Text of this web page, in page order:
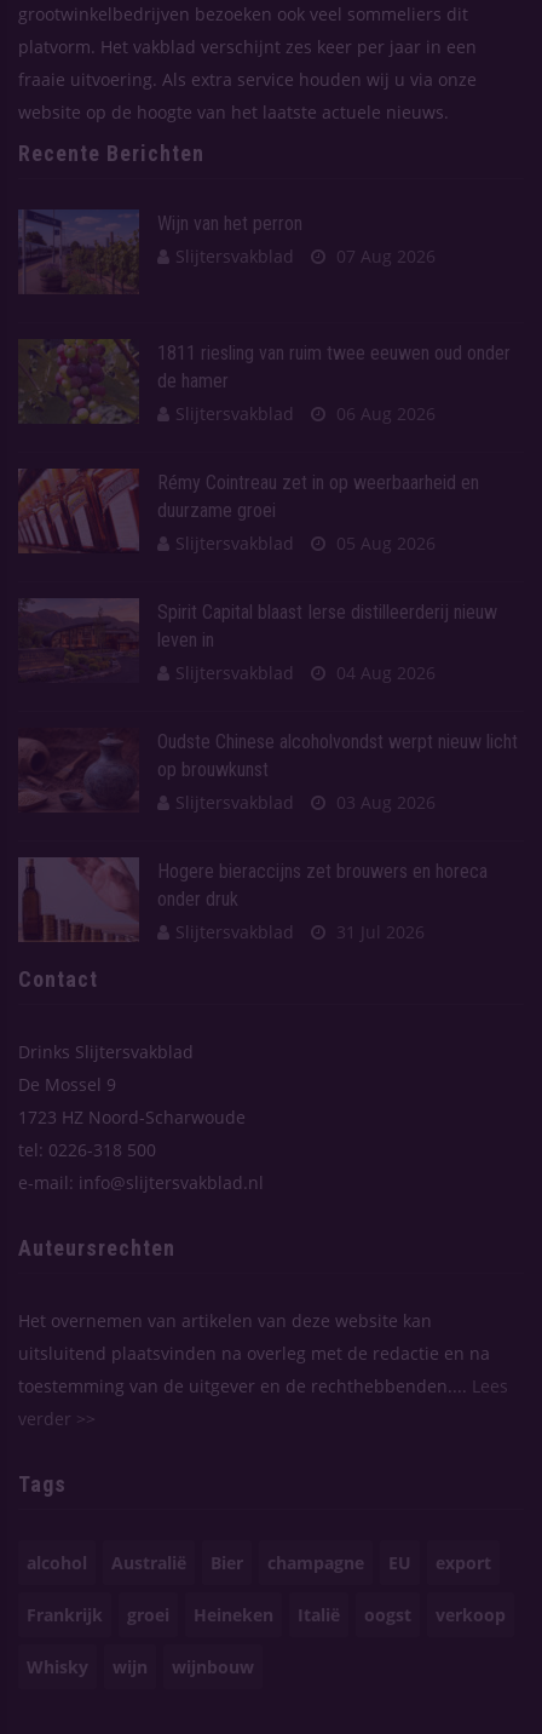
grootwinkelbedrijven bezoeken ook veel sommeliers dit
platvorm. Het vakblad verschijnt zes keer per jaar in een
fraaie uitvoering. Als extra service houden wij u via onze
website op de hoogte van het laatste actuele nieuws.
Recente Berichten
Wijn van het perron
Slijtersvakblad
07 Aug 2026
1811 riesling van ruim twee eeuwen oud onder
de hamer
Slijtersvakblad
06 Aug 2026
Rémy Cointreau zet in op weerbaarheid en
duurzame groei
Slijtersvakblad
05 Aug 2026
Spirit Capital blaast Ierse distilleerderij nieuw
leven in
Slijtersvakblad
04 Aug 2026
Oudste Chinese alcoholvondst werpt nieuw licht
op brouwkunst
Slijtersvakblad
03 Aug 2026
Hogere bieraccijns zet brouwers en horeca
onder druk
Slijtersvakblad
31 Jul 2026
Contact
Drinks Slijtersvakblad
De Mossel 9
1723 HZ Noord-Scharwoude
tel: 0226-318 500
e-mail: info@slijtersvakblad.nl
Auteursrechten
Het overnemen van artikelen van deze website kan
uitsluitend plaatsvinden na overleg met de redactie en na
toestemming van de uitgever en de rechthebbenden....
Lees
verder >>
Tags
alcohol Australië Bier champagne EU export
Frankrijk groei Heineken Italië oogst verkoop
Whisky wijn wijnbouw